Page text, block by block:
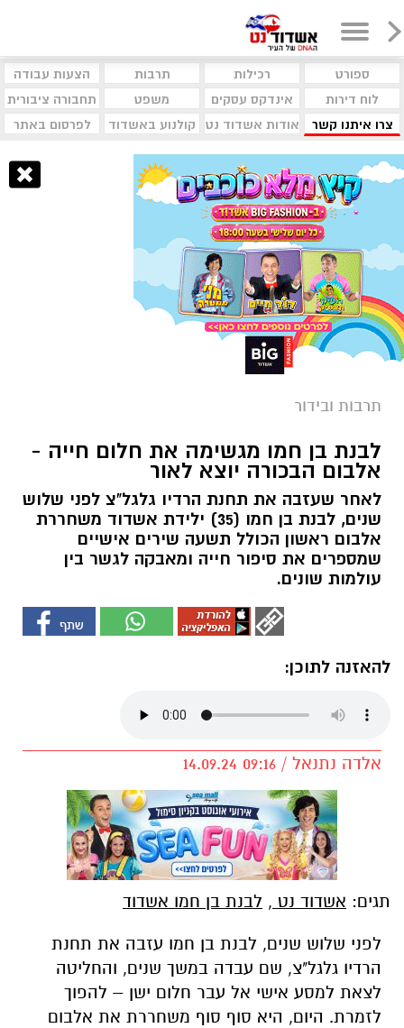
ספורט רכילות תרבות
הצעות עבודה
לוח דירות
אינדקס עסקים משפט
תחבורה ציבורית
צרו איתנו קשר
אודות אשדוד נט קולנוע באשדוד לפרסום באתר
תרבות ובידור
לבנת בן חמו מגשימה את חלום חייה -
אלבום הבכורה יוצא לאור
לאחר שעזבה את תחנת הרדיו גלגל"צ לפני שלוש
שנים, לבנת בן חמו (35) ילידת אשדוד משחררת
אלבום ראשון הכולל תשעה שירים אישיים
שמספרים את סיפור חייה ומאבקה לגשר בין
עולמות שונים.
להאזנה לתוכן:
אלדה נתנאל / 09:16 14.09.24
תגים: אשדוד נט , לבנת בן חמו אשדוד
לפני שלוש שנים, לבנת בן חמו עזבה את תחנת
הרדיו גלגל"צ, שם עבדה במשך שנים, והחליטה
לצאת למסע אישי אל עבר חלום ישן – להפוך
לזמרת. היום, היא סוף סוף משחררת את אלבום